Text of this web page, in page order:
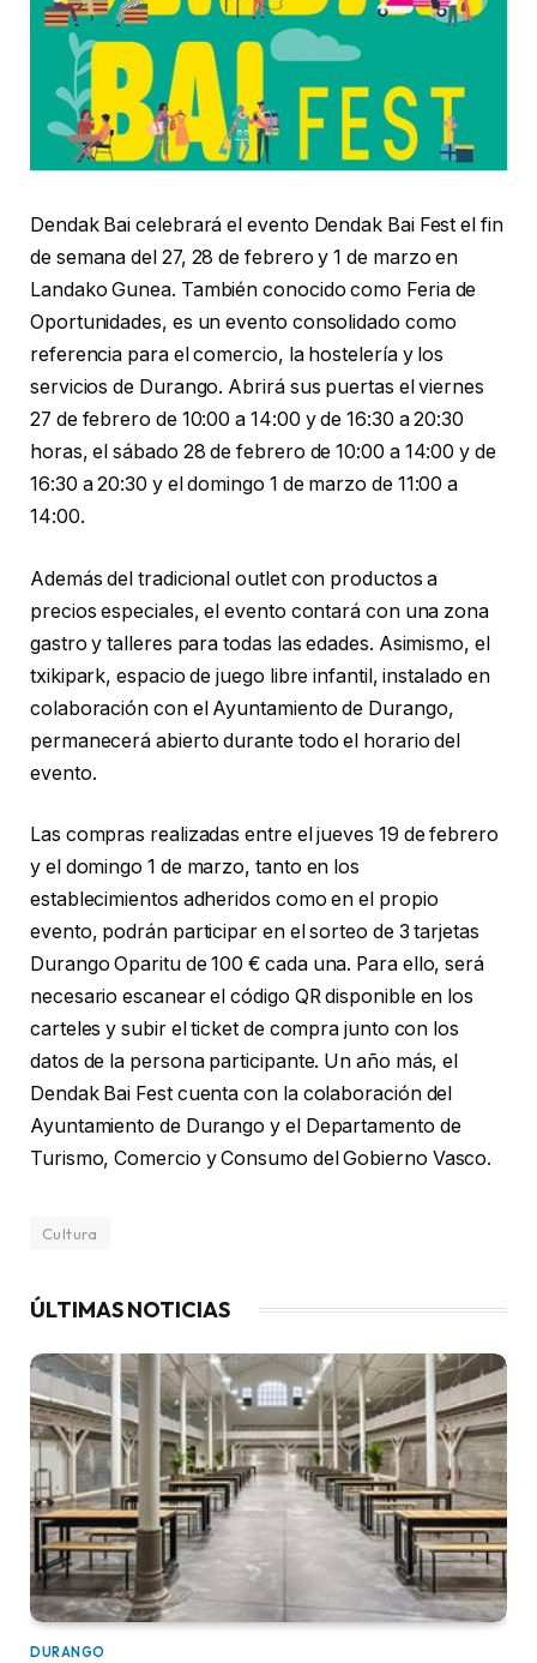
Dendak Bai celebrará el evento Dendak Bai Fest el fin
de semana del 27, 28 de febrero y 1 de marzo en
Landako Gunea. También conocido como Feria de
Oportunidades, es un evento consolidado como
referencia para el comercio, la hostelería y los
servicios de Durango. Abrirá sus puertas el viernes
27 de febrero de 10:00 a 14:00 y de 16:30 a 20:30
horas, el sábado 28 de febrero de 10:00 a 14:00 y de
16:30 a 20:30 y el domingo 1 de marzo de 11:00 a
14:00.
Además del tradicional outlet con productos a
precios especiales, el evento contará con una zona
gastro y talleres para todas las edades. Asimismo, el
txikipark, espacio de juego libre infantil, instalado en
colaboración con el Ayuntamiento de Durango,
permanecerá abierto durante todo el horario del
evento.
Las compras realizadas entre el jueves 19 de febrero
y el domingo 1 de marzo, tanto en los
establecimientos adheridos como en el propio
evento, podrán participar en el sorteo de 3 tarjetas
Durango Oparitu de 100 € cada una. Para ello, será
necesario escanear el código QR disponible en los
carteles y subir el ticket de compra junto con los
datos de la persona participante. Un año más, el
Dendak Bai Fest cuenta con la colaboración del
Ayuntamiento de Durango y el Departamento de
Turismo, Comercio y Consumo del Gobierno Vasco.
Cultura
ÚLTIMAS NOTICIAS
DURANGO